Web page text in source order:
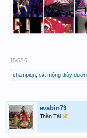
15/5/16
champiqn cát mộng thùy
evabin79
Thần Tài